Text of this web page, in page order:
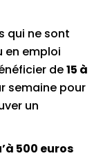
qui ne sont
en emploi
de15 à
semaine pour
un
500 euros